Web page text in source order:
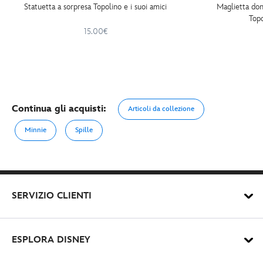
Statuetta a sorpresa Topolino e i suoi amici
15.00€
Maglietta
Continua gli acquisti: Articoli da collezione
Minnie Spille
SERVIZIO CLIENTI
ESPLORA DISNEY